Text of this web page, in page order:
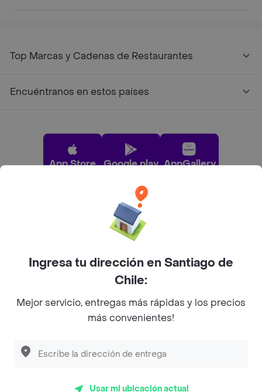
Top Marcas y Cadenas de Restaurantes
Encuéntranos en estos países
App Store Google play AppGallery
Pide tu comida favorita cerca de ti
Categorías
Ingresa tu dirección en Santiago de
Chile:
Mejor servicio, entregas más rápidas y los precios
más convenientes!
Usar mi ubicación actual